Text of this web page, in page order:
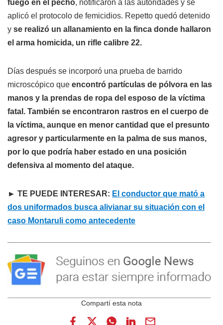
fuego en el pecho, notificaron a las autoridades y se
aplicó el protocolo de femicidios. Repetto quedó detenido
y se realizó un allanamiento en la finca donde hallaron
el arma homicida, un rifle calibre 22.
Días después se incorporó una prueba de barrido
microscópico que encontró partículas de pólvora en las
manos y la prendas de ropa del esposo de la víctima
fatal. También se encontraron rastros en el cuerpo de
la víctima, aunque en menor cantidad que el presunto
agresor y particularmente en la palma de sus manos,
por lo que podría haber estado en una posición
defensiva al momento del ataque.
► TE PUEDE INTERESAR: El conductor que mató a
dos uniformados busca alivianar su situación con el
caso Montaruli como antecedente